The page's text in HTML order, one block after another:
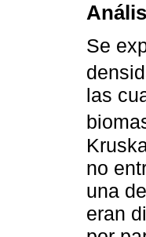
Se
las
no
una
eran